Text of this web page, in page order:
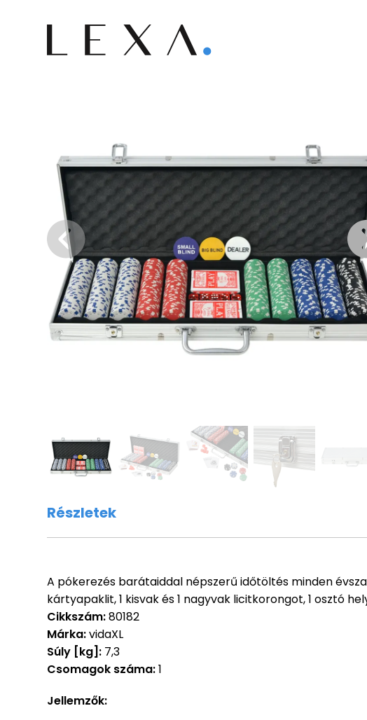
Részletek
A pókerezés barátaiddal népszerű időtöltés minden
kártyapaklit, 1 kisvak és 1 nagyvak licitkorongot, 1 osztó
Cikkszám:80182
Márka:vidaXL
Súly [kg]: 7,3
Csomagok száma:1
Jellemzők: